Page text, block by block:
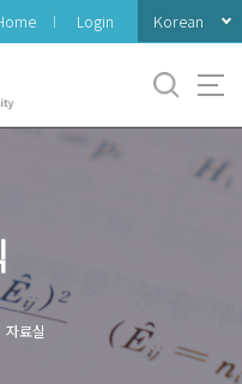
Login Korean
자료실